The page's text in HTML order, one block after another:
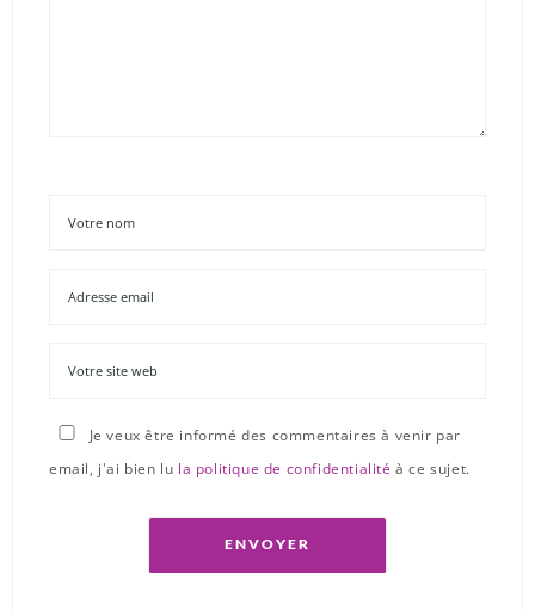
Je veux être informé des commentaires à venir par
email, j'ai bien lu la politique de confidentialité à ce sujet.